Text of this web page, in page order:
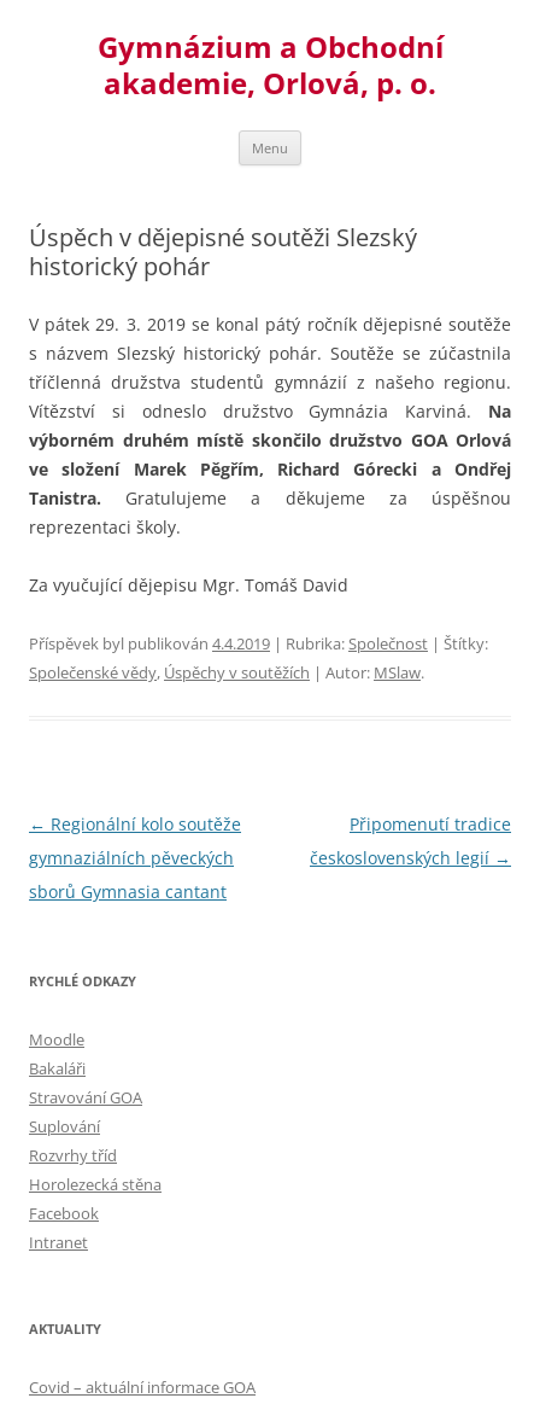
Gymnázium a Obchodní
akademie, Orlová, p. o.
Menu
Úspěch v dějepisné soutěži Slezský
historický pohár
V pátek 29. 3. 2019 se konal pátý ročník dějepisné soutěže
s názvem Slezský historický pohár. Soutěže se zúčastnila
tříčlenná družstva studentů gymnázií z našeho regionu.
Vítězství si odneslo družstvo Gymnázia Karviná. Na
výborném druhém místě skončilo družstvo GOA Orlová
ve složení Marek Pěgřím, Richard Górecki a Ondřej
Tanistra. Gratulujeme a děkujeme za úspěšnou
reprezentaci školy.
Za vyučující dějepisu Mgr. Tomáš David
Příspěvek byl publikován 4.4.2019 | Rubrika:Společnost | Štítky:
Společenské vědy, Úspěchy v soutěžích | Autor: MSlaw.
Navigace
pro
příspěvky
← Regionální kolo soutěže
gymnaziálních pěveckých
sborů Gymnasia cantant
Připomenutí tradice
československých legií →
RYCHLÉ ODKAZY
Moodle
Bakaláři
Stravování GOA
Suplování
Rozvrhy tříd
Horolezecká stěna
Facebook
Intranet
AKTUALITY
Covid – aktuální informace GOA